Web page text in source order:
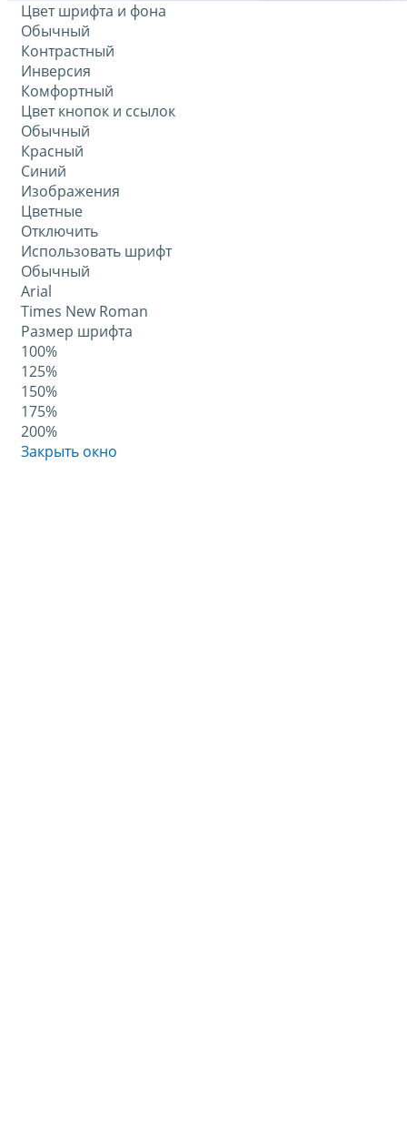
Цвет шрифта и фона
Обычный
Контрастный
Инверсия
Комфортный
Цвет кнопок и ссылок
Обычный
Красный
Синий
Изображения
Цветные
Отключить
Использовать шрифт
Обычный
Arial
Times New Roman
Размер шрифта
100%
125%
150%
175%
200%
Закрыть окно